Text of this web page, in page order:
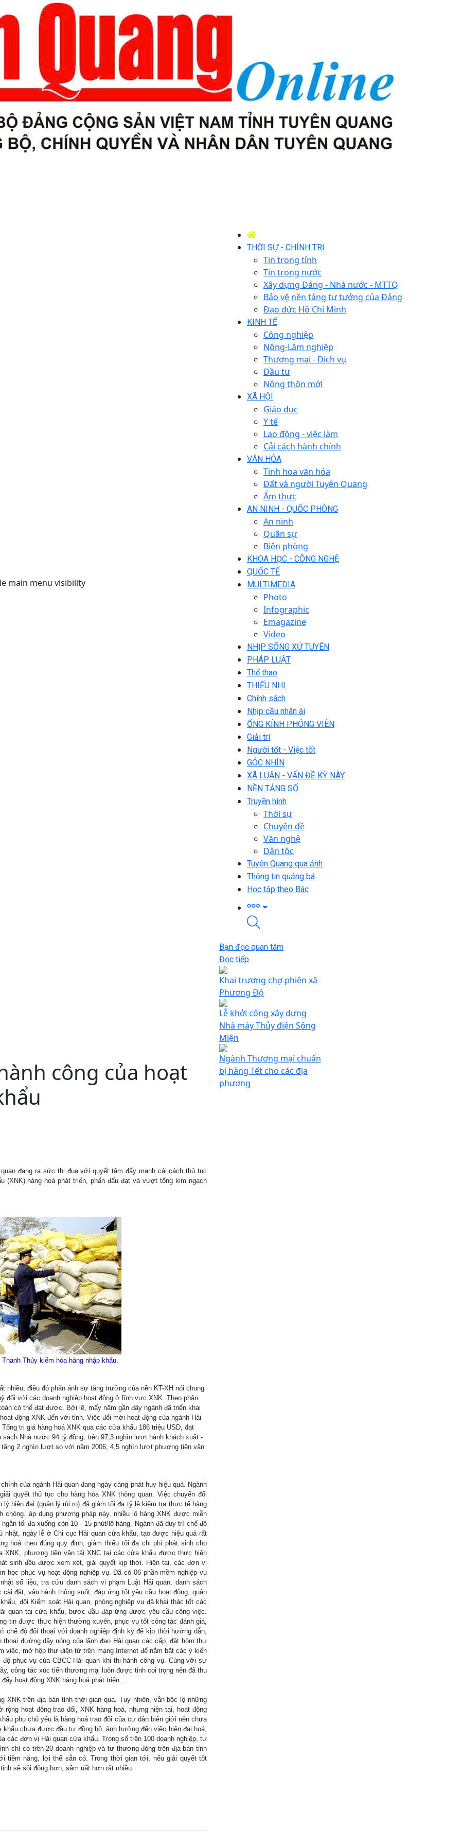
main menu visibility
THỜI SỰ - CHÍNH TRỊ
Tin trong tỉnh
Tin trong nước
Xây dựng Đảng - Nhà nước - MTTQ
Bảo vệ nền tảng tư tưởng của Đảng
Đạo đức Hồ Chí Minh
KINH TẾ
Công nghiệp
Nông-Lâm nghiệp
Thương mại - Dịch vụ
Đầu tư
Nông thôn mới
XÃ HỘI
Giáo dục
Y tế
Lao động - việc làm
Cải cách hành chính
VĂN HÓA
Tinh hoa văn hóa
Đất và người Tuyên Quang
Ẩm thực
AN NINH - QUỐC PHÒNG
An ninh
Quân sự
Biên phòng
KHOA HỌC - CÔNG NGHỆ
QUỐC TẾ
MULTIMEDIA
Photo
Infographic
Emagazine
Video
NHỊP SỐNG XỨ TUYÊN
PHÁP LUẬT
Thể thao
THIẾU NHI
Chính sách
Nhịp cầu nhân ái
ỐNG KÍNH PHÓNG VIÊN
Giải trí
Người tốt - Việc tốt
GÓC NHÌN
XÃ LUẬN - VẤN ĐỀ KỲ NÀY
NỀN TẢNG SỐ
Truyền hình
Thời sự
Chuyên đề
Văn nghệ
Dân tộc
Tuyên Quang qua ảnh
Thông tin quảng bá
Học tập theo Bác
công của hoạt
đang ra sức thi đua với quyết tâm đẩy mạnh cải cách thủ tục
(XNK) hàng hoá phát triển, phấn đấu đạt và vượt tổng kim ngạch
Thủy kiểm hóa hàng nhập khẩu.
nhiều, điều đó phản ánh sự tăng trưởng của nền KT-XH nói chung
đối với các doanh nghiệp hoạt động ở lĩnh vực XNK. Theo phân
có thể đạt được. Bởi lẽ, mấy năm gần đây ngành đã triển khai
động XNK đến với tỉnh. Việc đổi mới hoạt động của ngành Hải
trị giá hàng hoá XNK qua các cửa khẩu 186 triệu USD, đạt
sách Nhà nước 94 tỷ đồng; trên 97,3 nghìn lượt hành khách xuất -
2 nghìn lượt so với năm 2006; 4,5 nghìn lượt phương tiện vận
của ngành Hải quan đang ngày càng phát huy hiệu quả. Ngành
quyết thủ tục cho hàng hóa XNK thông quan. Việc chuyển đổi
hiện đại (quản lý rủi ro) đã giảm tối đa tỷ lệ kiểm tra thực tế hàng
chóng. áp dụng phương pháp này, nhiều lô hàng XNK được miễn
tối đa xuống còn 10 - 15 phút/lô hàng. Ngành đã duy trì chế độ
ngày lễ ở Chi cục Hải quan cửa khẩu, tạo được hiệu quả rất
hoá theo đúng quy định, giảm thiểu tối đa chi phí phát sinh cho
XNK, phương tiện vận tải XNC tại các cửa khẩu được thực hiện
sinh đều được xem xét, giải quyết kịp thời. Hiện tại, các đơn vị
học phục vụ hoạt động nghiệp vụ. Đã có 06 phần mềm nghiệp vụ
số liệu, tra cứu danh sách vi phạm Luật Hải quan, danh sách
đặt, vận hành thông suốt, đáp ứng tốt yêu cầu hoạt động, quản
đội Kiểm soát Hải quan, phòng nghiệp vụ đã khai thác tốt các
quan tại cửa khẩu, bước đầu đáp ứng được yêu cầu công việc.
tin được thực hiện thường xuyên, phục vụ tốt công tác đánh giá,
chế độ đối thoại với doanh nghiệp định kỳ để kịp thời hướng dẫn,
đường dây nóng của lãnh đạo Hải quan các cấp, đặt hòm thư
việc, mở hộp thư điện tử trên mạng Internet để nắm bắt các ý kiến
phục vụ của CBCC Hải quan khi thi hành công vụ. Cùng với sự
công tác xúc tiến thương mại luôn được tỉnh coi trọng nên đã thu
hoạt động XNK hàng hoá phát triển...
XNK trên địa bàn tỉnh thời gian qua. Tuy nhiên, vẫn bộc lộ những
hoạt động trao đổi, XNK hàng hoá, nhưng hiện tại, hoạt động
phụ chủ yếu là hàng hoá trao đổi của cư dân biên giới nên chưa
chưa được đầu tư đồng bộ, ảnh hưởng đến việc hiện đại hoá,
các đơn vị Hải quan cửa khẩu. Trong số trên 100 doanh nghiệp, tư
chỉ có trên 20 doanh nghiệp và tư thương đóng trên địa bàn tỉnh
tiềm năng, lợi thế sẵn có. Trong thời gian tới, nếu giải quyết tốt
sẽ sôi đông hơn, sầm uất hơn rất nhiều.
Bạn đọc quan tâm
Đọc tiếp
Khai trương chợ phiên xã
Phương Độ
Lễ khởi công xây dựng
Nhà máy Thủy điện Sông
Miện
Ngành Thương mại chuẩn
bị hàng Tết cho các địa
phương